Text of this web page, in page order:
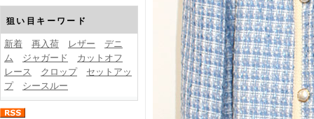
狙い目キーワード
新着 再入荷 レザー
デニ
ム
ジャガード
カットオフ
レース
クロップ
セットアッ
プ
シースルー